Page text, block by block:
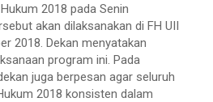
2018 pada Senin
akan dilaksanakan di FH UII
2018. Dekan menyatakan
program ini. Pada
juga berpesan agar seluruh
2018 konsisten dalam